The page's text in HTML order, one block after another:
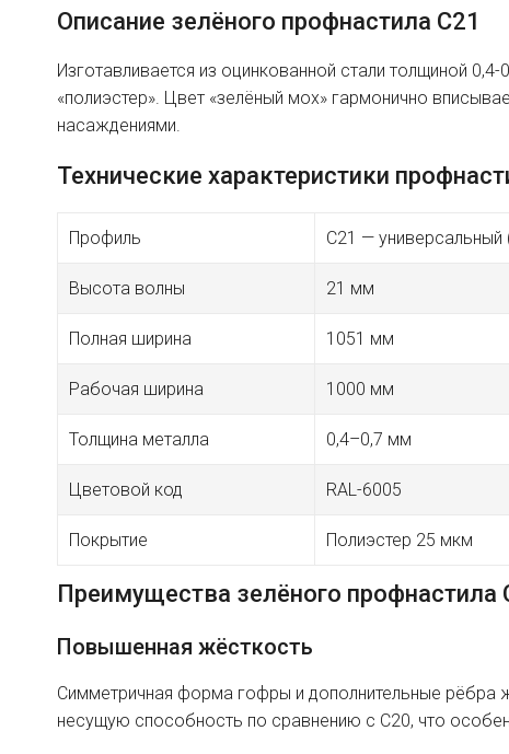
Описание зелёного профнастила C21
Изготавливается из оцинкованной стали толщиной
«полиэстер». Цвет «зелёный мох» гармонично
насаждениями.
Технические характеристики
Профиль C21 — универсальный
Высота волны 21 мм
Полная ширина 1051 мм
Рабочая ширина 1000 мм
Толщина металла 0,4–0,7 мм
Цветовой код RAL-6005
Покрытие Полиэстер 25 мкм
Преимущества зелёного профнастила
Повышенная жёсткость
Симметричная форма гофры и дополнительные
несущую способность по сравнению с C20, что